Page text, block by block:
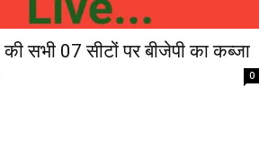
सभी 07 सीटों पर बीजेपी का कब्जा
0